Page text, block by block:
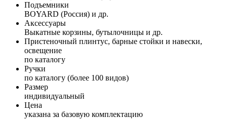
Подъемники
BOYARD (Россия) и др.
Аксессуары
Выкатные корзины, бутылочницы и др.
Пристеночный плинтус, барные стойки и навески,
освещение
по каталогу
Ручки
по каталогу (более 100 видов)
Размер
индивидуальный
Цена
указана за базовую комплектацию